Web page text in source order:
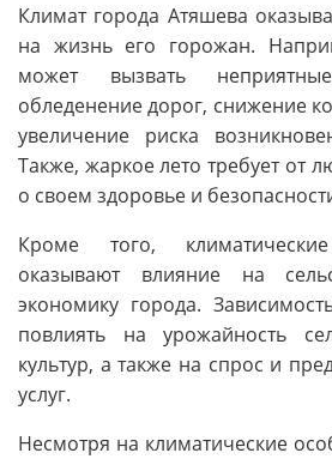
Климат города Атяшева
на жизнь его горожан.
может вызвать
обледенение дорог, снижение
увеличение риска
Также, жаркое лето требует от
о своем здоровье и
Кроме того,
оказывают влияние на
экономику города.
повлиять на урожайность
культур, а также на спрос и
услуг.
Несмотря на климатические